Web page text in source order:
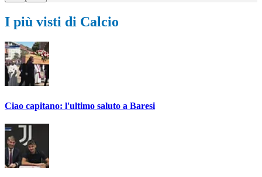
I più visti di Calcio
Ciao capitano: l'ultimo saluto a Baresi